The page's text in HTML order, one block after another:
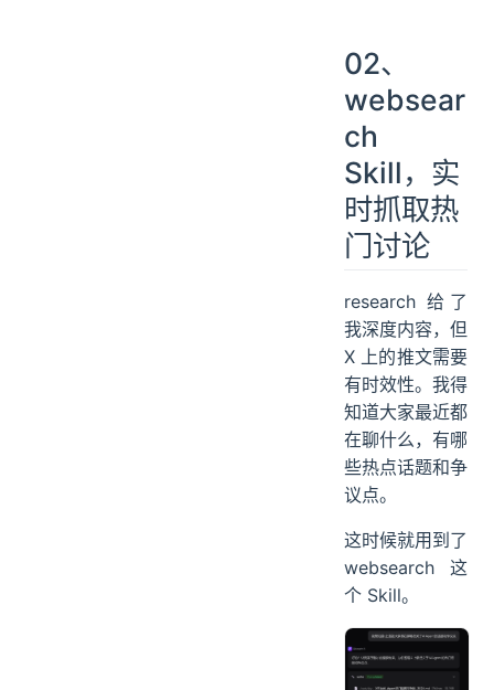
02、
websear
ch
Skill，实
时抓取热
门讨论
research 给了
我深度内容，但
X 上的推文需要
有时效性。我得
知道大家最近都
在聊什么，有哪
些热点话题和争
议点。
这时候就用到了
websearch 这
个 Skill。